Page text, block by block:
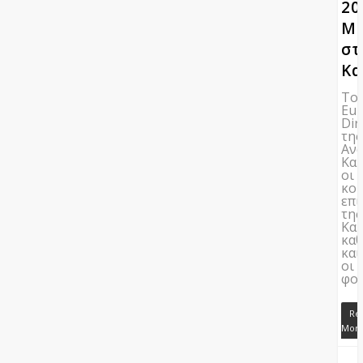
20
Το
της
οι
της
και
οι